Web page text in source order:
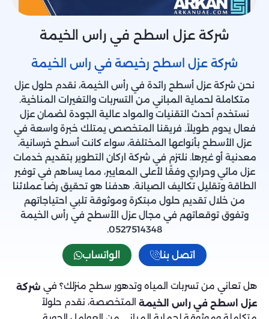
شركة عزل اسطح في راس الخيمة
شركة عزل اسطح رخيصة في راس الخيمة
نحن شركة عزل أسطح رائدة في رأس الخيمة، نقدم حلول عزل
متكاملة لحماية المباني من التسربات والتغيرات المناخية.
نستخدم أحدث التقنيات والمواد عالية الجودة لضمان عزل
فعال يدوم طويلاً. فريقنا المتخصص يمتلك خبرة واسعة في
عزل الأسطح بأنواعها المختلفة، سواء كانت أسطح خرسانية،
معدنية أو غيرها. نلتزم في شركة اركان التطوير بتقديم خدمات
عزل مائي وحراري وفقًا لأعلى المعايير، مما يساهم في توفير
الطاقة وتقليل تكاليف الصيانة. هدفنا هو تحقيق رضا عملائنا
من خلال تقديم حلول مبتكرة وموثوقة تلبي احتياجاتهم
وتفوق توقعاتهم في مجال عزل الأسطح في رأس الخيمة
0527514348.
اتصل بنا الواتساب
هل تعاني من تسربات المياه وتدهور سطح منزلك؟ في شركة
عزل اسطح في راس الخيمة المتخصصة، نقدم حلولاً